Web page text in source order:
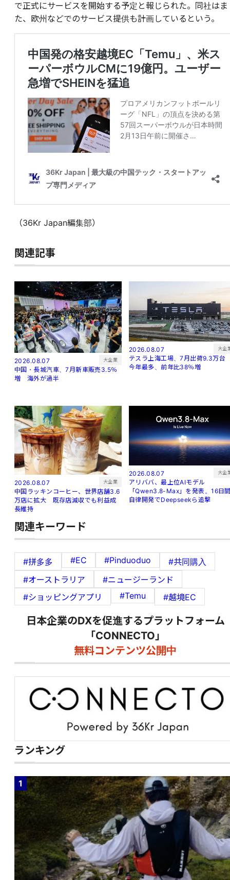
で正式にサービスを開始する予定と報じられた。同社はま
た、欧州などでのサービス提供も計画しているという。
（36Kr Japan編集部）
関連記事
2026.08.07 大企業
中国・長城汽車、7月新車販売3.5％
増 海外が過半
2026.08.07 大企
テスラ上海工場、7月出荷9.3万
今年最多、前年比38％増
2026.08.07 大企業
中国ラッキンコーヒー、世界店舗3.6
万店に拡大 既存店減収でも利益成
長維持
2026.08.07 大企
アリババ、最上位AIモデル
「Qwen3.8-Max」を発表。16日
自律開発でDeepseekら追撃
関連キーワード
#拼多多 #EC #Pinduoduo
#共同購入
#オーストラリア
#ニュージーランド
#ショッピングアプリ
#Temu #越境EC
日本企業のDXを促進するプラットフォーム
「CONNECTO」
無料コンテンツ公開中
ランキング
1